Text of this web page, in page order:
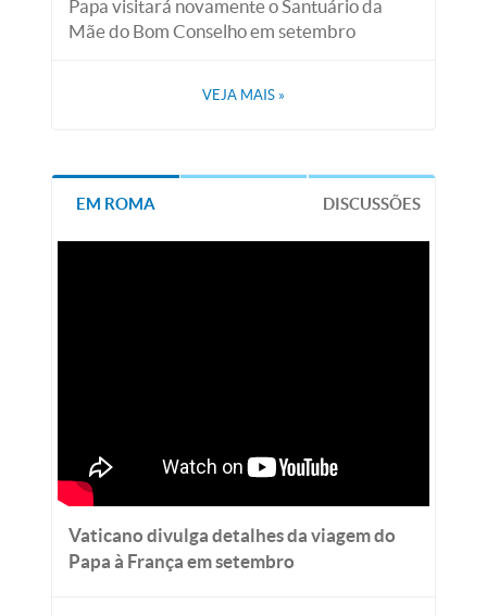
Papa visitará novamente o Santuário da
Mãe do Bom Conselho em setembro
VEJA MAIS »
EM ROMA DISCUSSÕES
Vaticano divulga detalhes da viagem do
Papa à França em setembro